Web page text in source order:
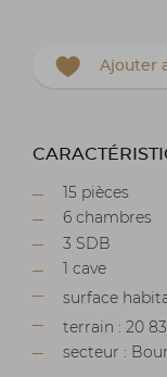
Ajouter
15 pièces
6 chambres
3 SDB
1 cave
surface
terrain : 20
secteur :